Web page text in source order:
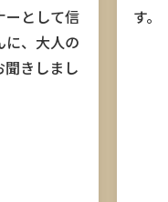
ーとして信
に、大人の
聞きしまし
す。